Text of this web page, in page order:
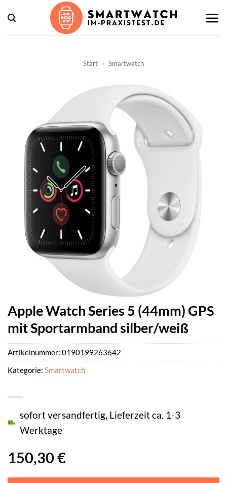
Inhalt
springen
Start » Smartwatch
Apple Watch Series 5 (44mm) GPS
mit Sportarmband silber/weiß
150,30 €
sofort versandfertig, Lieferzeit ca. 1-3
Werktage
Artikelnummer: 0190199263642
Kategorie: Smartwatch